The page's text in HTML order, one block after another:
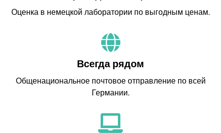
Оценка в немецкой лаборатории по выгодным ценам.
Всегда рядом
Общенациональное почтовое отправление по всей
Германии.